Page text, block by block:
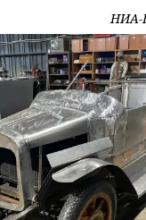
НИА-